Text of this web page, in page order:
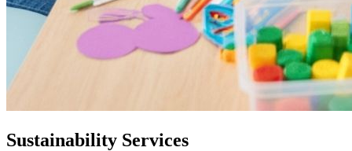
Sustainability Services